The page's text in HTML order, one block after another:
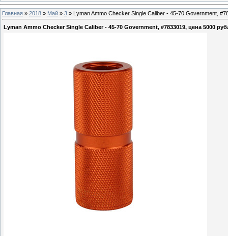
Главная » 2018 » Май » 3 » Lyman Ammo Checker Single Caliber - 45-70 Government,
Lyman Ammo Checker Single Caliber - 45-70 Government, #7833019, цена 5000